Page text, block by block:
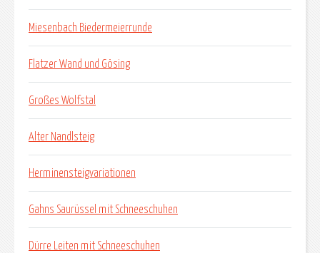
Miesenbach Biedermeierrunde
Flatzer Wand und Gösing
Großes Wolfstal
Alter Nandlsteig
Herminensteigvariationen
Gahns Saurüssel mit Schneeschuhen
Dürre Leiten mit Schneeschuhen